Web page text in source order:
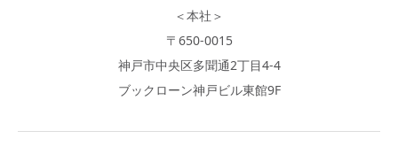
＜本社＞
〒650-0015
神戸市中央区多聞通2丁目4-4
ブックローン神戸ビル東館9F